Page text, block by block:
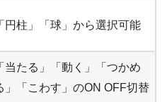
柱」「球」から選択可能
たる」「動く」「つかめ
」「こわす」のON OFF切替